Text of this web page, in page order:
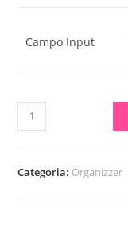
Campo Input
Organizer
17€
Categoria: Organizzer